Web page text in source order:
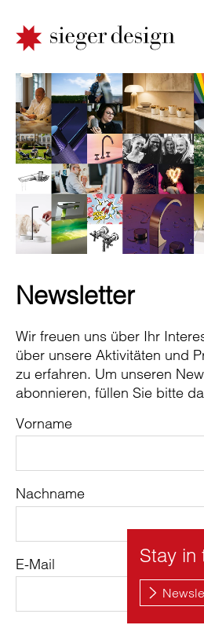
Newsletter
Wir freuen uns über Ihr
über unsere Aktivitäten und
zu erfahren. Um unseren
abonnieren, füllen Sie bitte
Vorname
Nachname
E-Mail